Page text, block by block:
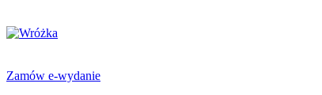
Zamów e-wydanie